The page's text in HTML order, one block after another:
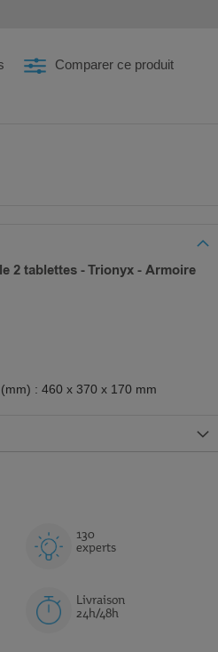
Comparer ce produit
2 tablettes - Trionyx - Armoire
: 460 x 370 x 170 mm
130
experts
Livraison
24h/48h